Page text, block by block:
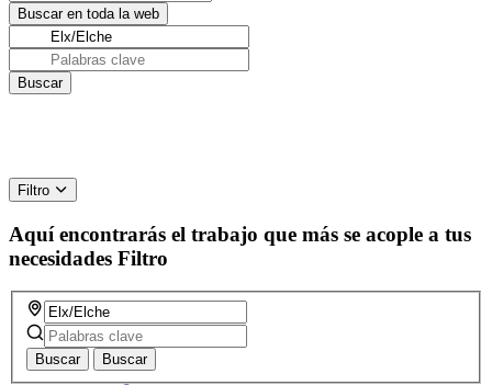
Filtro
Aquí encontrarás el trabajo que más se acople a tus
necesidades Filtro
Buscar Buscar